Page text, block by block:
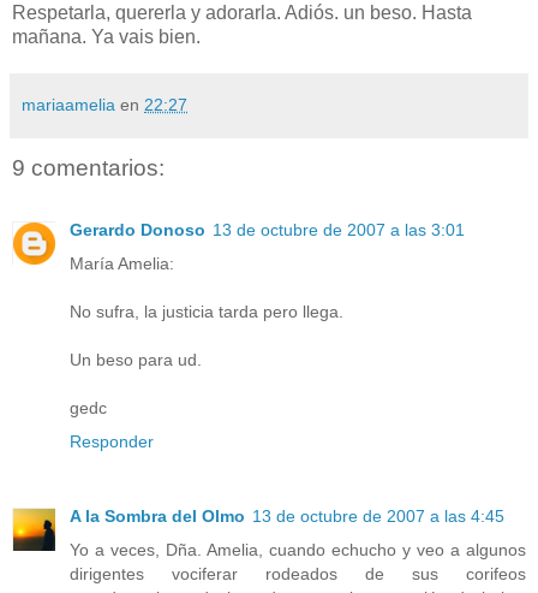
Respetarla, quererla y adorarla. Adiós. un beso. Hasta
mañana. Ya vais bien.
mariaamelia en 22:27
9 comentarios:
Gerardo Donoso 13 de octubre de 2007 a las 3:01
María Amelia:
No sufra, la justicia tarda pero llega.
Un beso para ud.
gedc
Responder
A la Sombra del Olmo 13 de octubre de 2007 a las 4:45
Yo a veces, Dña. Amelia, cuando echucho y veo a algunos
dirigentes vociferar rodeados de sus corifeos